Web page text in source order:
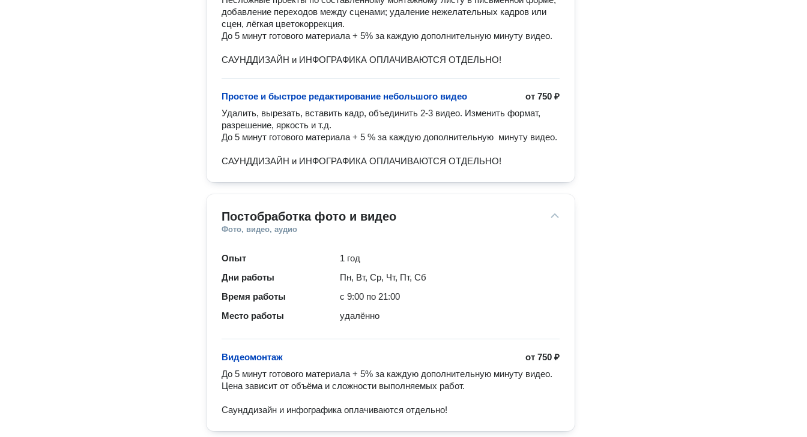
добавление переходов между сценами; удаление нежелательных кадров или
сцен, лёгкая цветокоррекция.
До 5 минут готового материала + 5% за каждую дополнительную минуту видео.
САУНДДИЗАЙН и ИНФОГРАФИКА ОПЛАЧИВАЮТСЯ ОТДЕЛЬНО!
от750 ₽
Простое и быстрое редактирование небольшого видео
Удалить, вырезать, вставить кадр, объединить 2-3 видео. Изменить формат,
разрешение, яркость и т.д.
До 5 минут готового материала + 5 % за каждую дополнительную  минуту видео.
САУНДДИЗАЙН и ИНФОГРАФИКА ОПЛАЧИВАЮТСЯ ОТДЕЛЬНО!
Постобработка фото и видео
Фото, видео, аудио
Опыт
1 год
Дни работы
Пн, Вт, Ср, Чт, Пт, Сб
Время работы
с 9:00 по 21:00
Место работы
удалённо
от750 ₽
Видеомонтаж
До 5 минут готового материала + 5% за каждую дополнительную минуту видео.
Цена зависит от объёма и сложности выполняемых работ.
Саунддизайн и инфографика оплачиваются отдельно!